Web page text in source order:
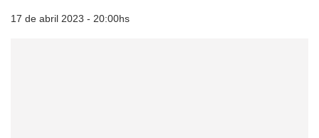
17 de abril 2023 - 20:00hs